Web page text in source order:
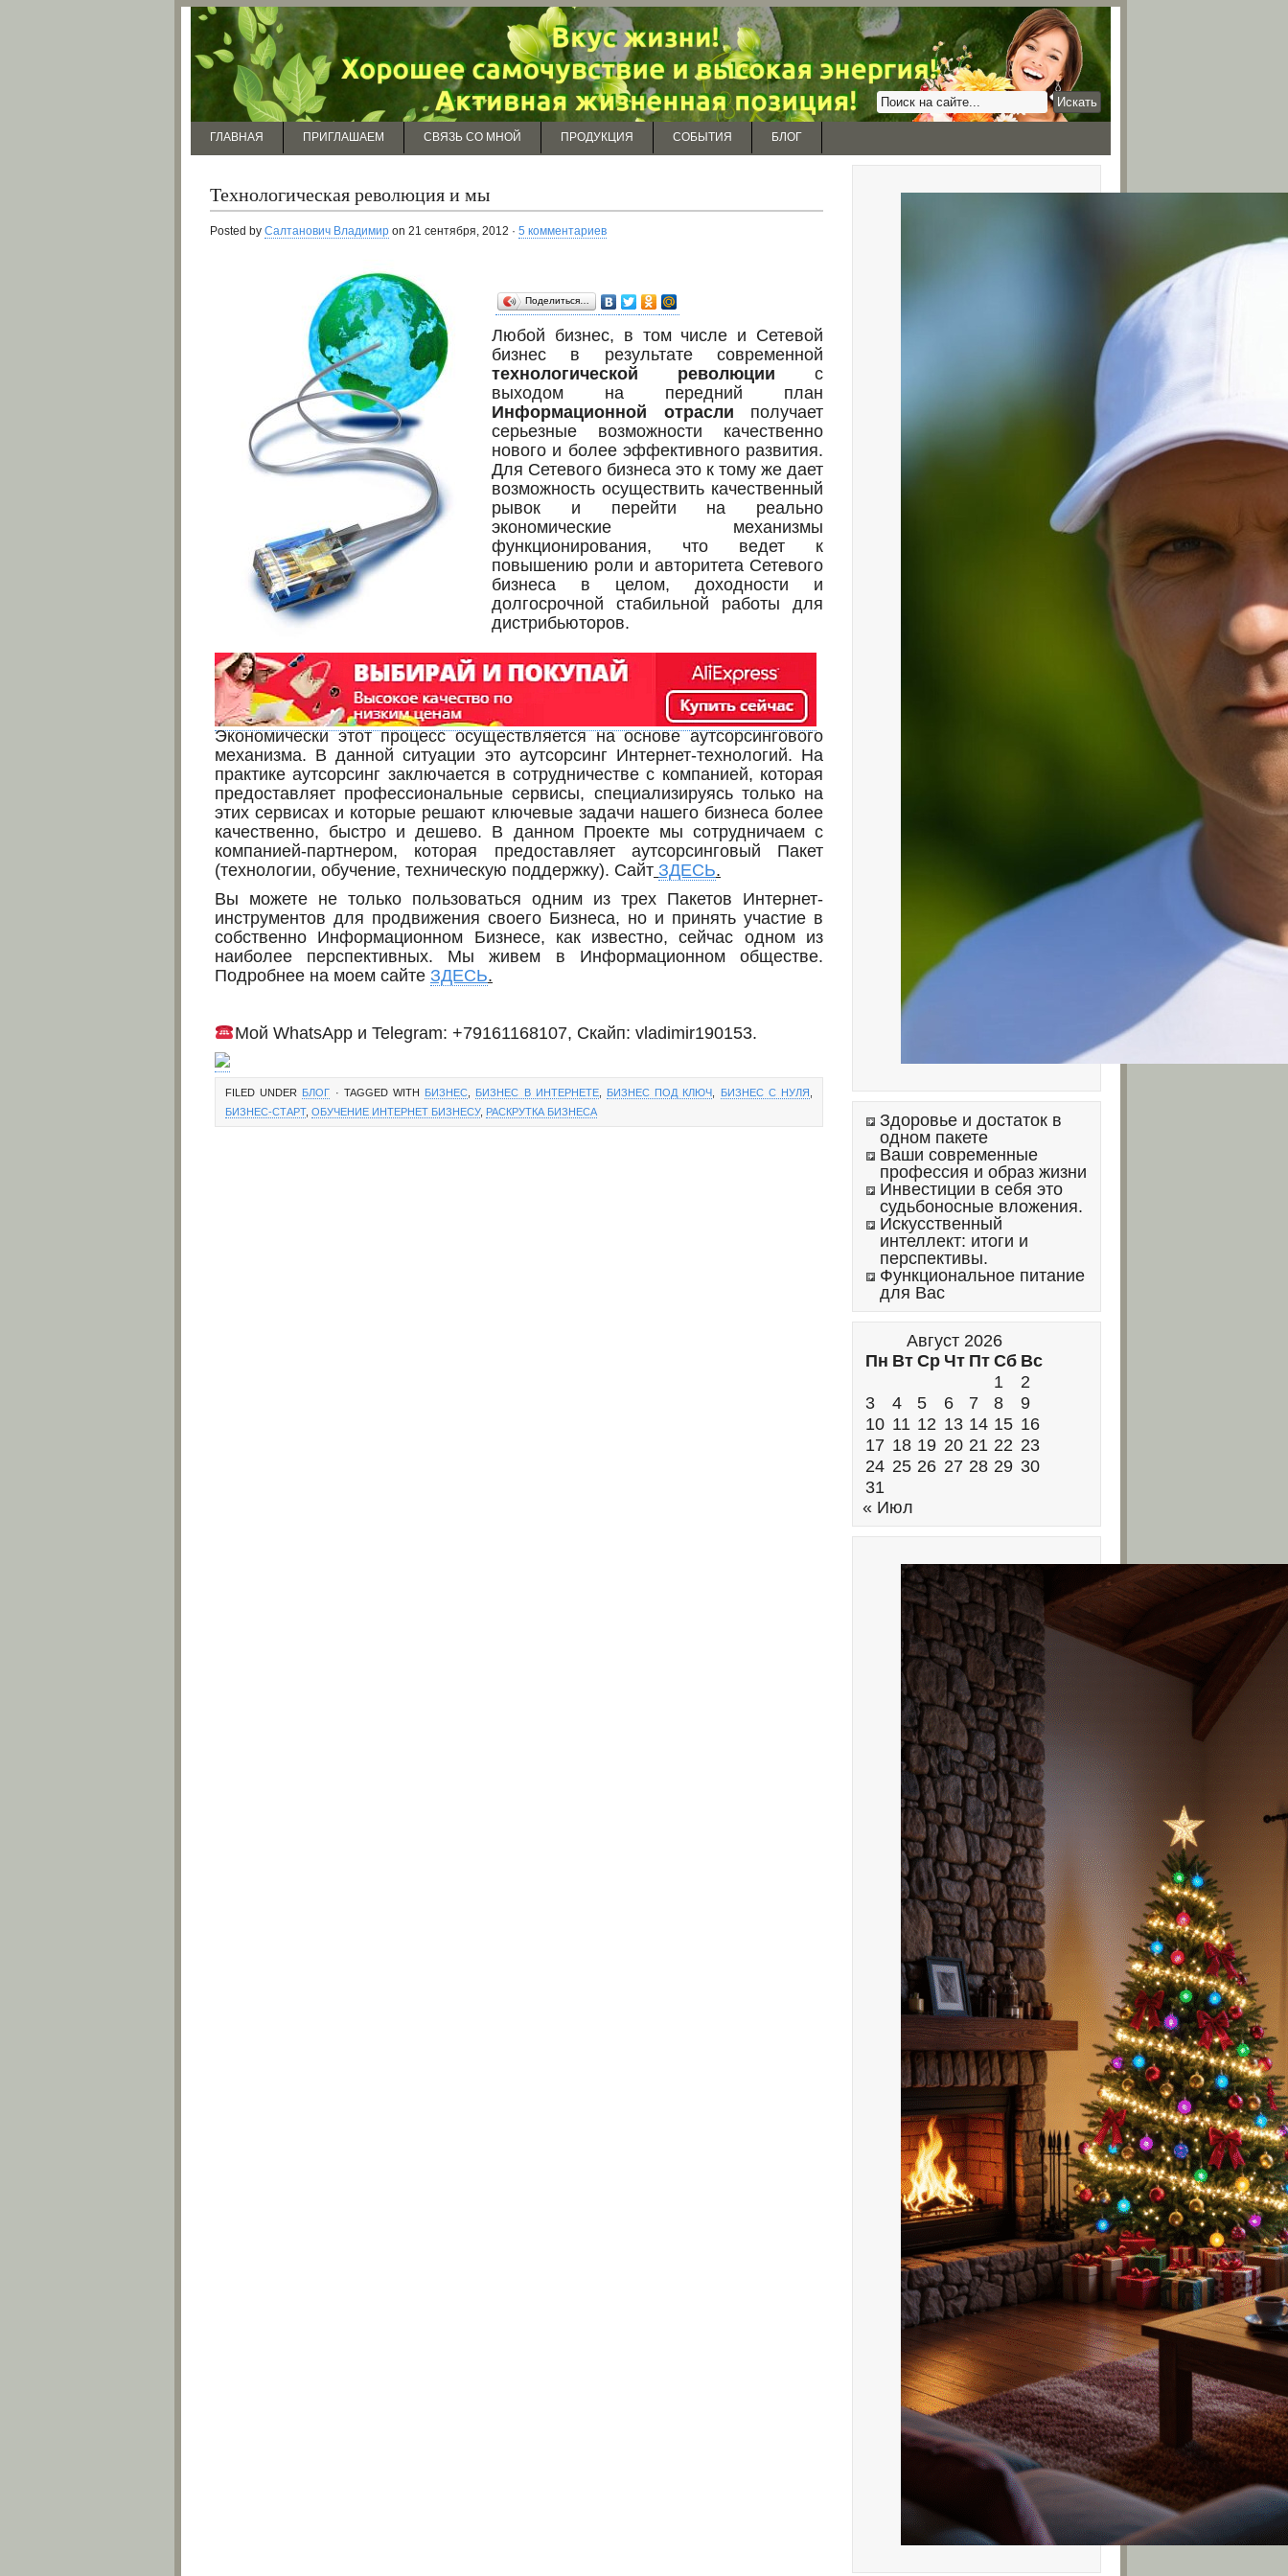
ГЛАВНАЯ ПРИГЛАШАЕМ СВЯЗЬ СО МНОЙ ПРОДУКЦИЯ СОБЫТИЯ БЛОГ
Технологическая революция и мы
Posted by Салтанович Владимир on 21 сентября, 2012 · 5 комментариев
Поделиться…
Любой бизнес, в том числе и Сетевой
бизнес в результате современной
технологической революции с
выходом на передний план
Информационной отрасли получает
серьезные возможности качественно
нового и более эффективного развития.
Для Сетевого бизнеса это к тому же дает
возможность осуществить качественный
рывок и перейти на реально
экономические механизмы
функционирования, что ведет к
повышению роли и авторитета Сетевого
бизнеса в целом, доходности и
долгосрочной стабильной работы для
дистрибьюторов.
Экономически этот процесс осуществляется на основе аутсорсингового
механизма. В данной ситуации это аутсорсинг Интернет-технологий. На
практике аутсорсинг заключается в сотрудничестве с компанией, которая
предоставляет профессиональные сервисы, специализируясь только на
этих сервисах и которые решают ключевые задачи нашего бизнеса более
качественно, быстро и дешево. В данном Проекте мы сотрудничаем с
компанией-партнером, которая предоставляет аутсорсинговый Пакет
(технологии, обучение, техническую поддержку). Сайт ЗДЕСЬ.
Вы можете не только пользоваться одним из трех Пакетов Интернет-
инструментов для продвижения своего Бизнеса, но и принять участие в
собственно Информационном Бизнесе, как известно, сейчас одном из
наиболее перспективных. Мы живем в Информационном обществе.
Подробнее на моем сайте ЗДЕСЬ.
Мой WhatsApp и Telegram: +79161168107, Скайп: vladimir190153.
FILED UNDER БЛОГ · TAGGED WITH БИЗНЕС БИЗНЕС В ИНТЕРНЕТЕ, БИЗНЕС ПОД КЛЮЧ БИЗНЕС С НУЛЯ
БИЗНЕС-СТАРТ, ОБУЧЕНИЕ ИНТЕРНЕТ БИЗНЕСУ, РАСКРУТКА БИЗНЕСА
Здоровье и достаток в
одном пакете
Ваши современные
профессия и образ жизни
Инвестиции в себя это
судьбоносные вложения.
Искусственный
интеллект: итоги и
перспективы.
Функциональное питание
для Вас
Август 2026
Пн Вт Ср Чт Пт Сб Вс
1
2
3
4 5 6 7 8
9
10 11 12 13 14 15 16
17 18 19 20 21 22 23
24 25 26 27 28 29 30
31
« Июл